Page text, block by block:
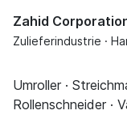
Zahid
Zulieferindustrie ·
Umroller ·
Rollenschneider ·